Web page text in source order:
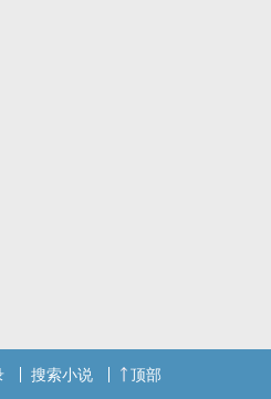
搜索小说 顶部